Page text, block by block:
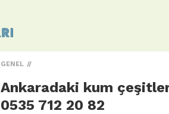
GENEL
Ankaradaki kum
0535 712 20 82